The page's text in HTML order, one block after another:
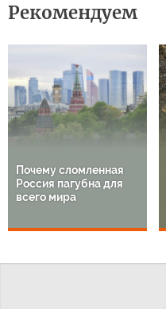
Рекомендуем
Почему сломленная
Россия пагубна для
всего мира